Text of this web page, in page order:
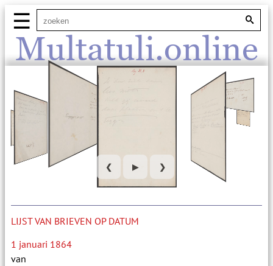
Multatuli.online
☰
❮ ▶ ❯
LIJST VAN BRIEVEN OP DATUM
1 januari 1864
van